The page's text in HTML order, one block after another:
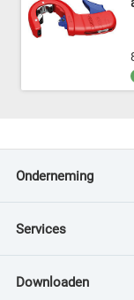
Onderneming
Services
Downloaden